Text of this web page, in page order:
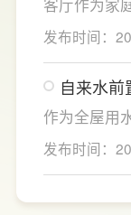
客厅作为家
的客厅定制
能让日常收
耕整家定制
提供客厅定
从设计、选
有品质的理
发布时间：
自来水前
LESSO
作为全屋用
器能够有效
等大颗粒杂
度，还能为
护。LESSO
发布时间：